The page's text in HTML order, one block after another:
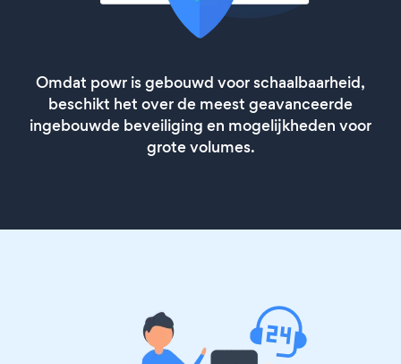
Omdat powr is gebouwd voor schaalbaarheid,
beschikt het over de meest geavanceerde
ingebouwde beveiliging en mogelijkheden voor
grote volumes.